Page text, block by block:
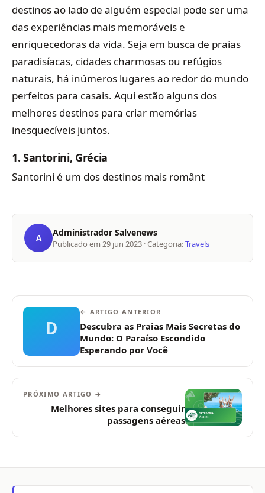
destinos ao lado de alguém especial pode ser uma
das experiências mais memoráveis e
enriquecedoras da vida. Seja em busca de praias
paradisíacas, cidades charmosas ou refúgios
naturais, há inúmeros lugares ao redor do mundo
perfeitos para casais. Aqui estão alguns dos
melhores destinos para criar memórias
inesquecíveis juntos.
1. Santorini, Grécia
Santorini é um dos destinos mais românt
A Administrador Salvenews
Publicado em 29 jun 2023 · Categoria:Travels
D
← ARTIGO ANTERIOR
Descubra as Praias Mais Secretas do
Mundo: O Paraíso Escondido
Esperando por Você
PRÓXIMO ARTIGO →
Melhores sites para conseguir
passagens aéreas